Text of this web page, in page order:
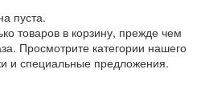
пуста.
товаров в корзину, прежде чем
Просмотрите категории нашего
и специальные предложения.